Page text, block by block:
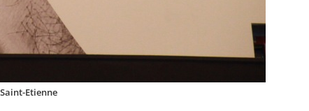
Etienne